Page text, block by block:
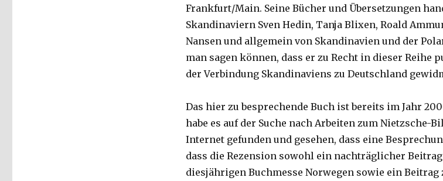
Frankfurt/Main. Seine Bücher und Übersetzungen
Skandinaviern Sven Hedin, Tanja Blixen, Roald
Nansen und allgemein von Skandinavien und der
man sagen können, dass er zu Recht in dieser Reihe
der Verbindung Skandinaviens zu Deutschland
Das hier zu besprechende Buch ist bereits im Jahr
habe es auf der Suche nach Arbeiten zum Nietzsche-
Internet gefunden und gesehen, dass eine
dass die Rezension sowohl ein nachträglicher
diesjährigen Buchmesse Norwegen sowie ein Beitrag